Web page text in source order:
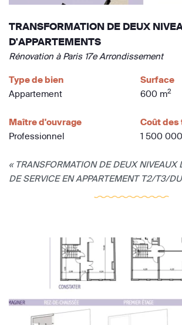
TRANSFORMATION DE DEUX
D'APPARTEMENTS
Rénovation à Paris 17e Arrondissement
Type de bien
Appartement
Surface
600 m2
Maître d'ouvrage
Professionnel
Coût des
1 500
« TRANSFORMATION DE DEUX NIVEAUX
DE SERVICE EN APPARTEMENT T2/T3/